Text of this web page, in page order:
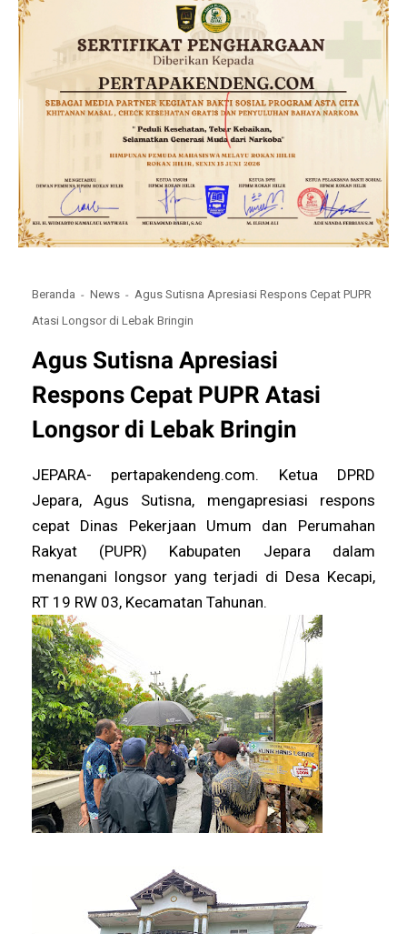
Beranda News
Agus Sutisna Apresiasi Respons Cepat PUPR
Atasi Longsor di Lebak Bringin
Agus Sutisna Apresiasi
Respons Cepat PUPR Atasi
Longsor di Lebak Bringin
JEPARA- pertapakendeng.com. Ketua DPRD
Jepara, Agus Sutisna, mengapresiasi respons
cepat Dinas Pekerjaan Umum dan Perumahan
Rakyat (PUPR) Kabupaten Jepara dalam
menangani longsor yang terjadi di Desa Kecapi,
RT 19 RW 03, Kecamatan Tahunan.